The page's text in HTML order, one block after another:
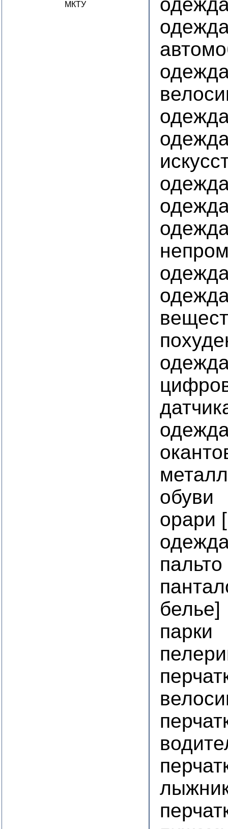
МКТУ
обуви
орари
пальто
белье]
парки